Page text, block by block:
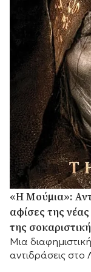
«Η Μούμια»:
αφίσες της
της
Μια
αντιδράσεις στο